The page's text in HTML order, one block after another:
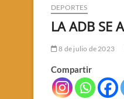
DEPORTES
LA ADB SE
8 de julio de 2023
Compartir